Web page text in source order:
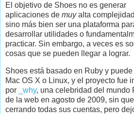
El objetivo de Shoes no es generar
aplicaciones de muyalta
sino más bien ser una plataforma
desarrollar utilidades o
practicar. Sin embargo, a veces es
cosas que se pueden llegar a lograr.
Shoes está basado en Ruby y
Mac OS X o Linux, y el proyecto fue
por
_why, una celebridad del mundo
de la web en agosto de 2009, sin
cerrando todas sus cuentas, pero